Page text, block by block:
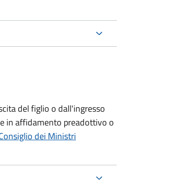
del figlio o dall'ingresso
in affidamento preadottivo o
dei Ministri